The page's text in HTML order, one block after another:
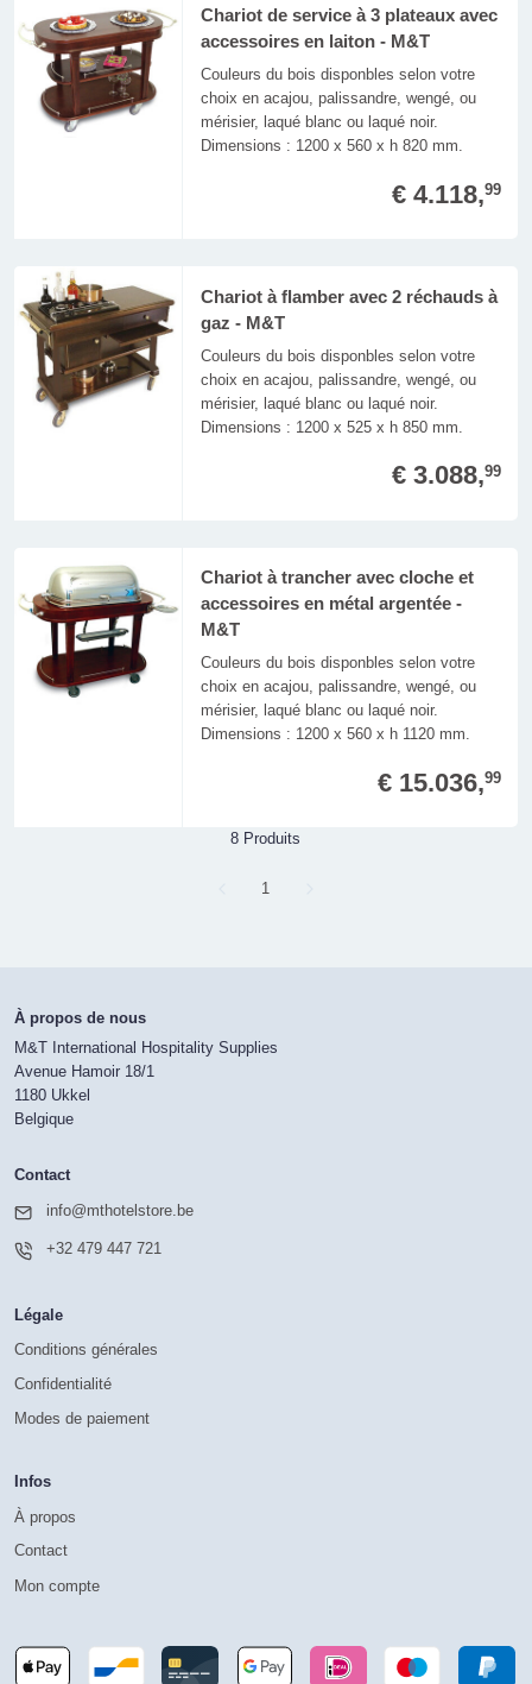
Chariot de service à 3 plateaux avec
accessoires en laiton - M&T
Couleurs du bois disponbles selon votre
choix en acajou, palissandre, wengé, ou
mérisier, laqué blanc ou laqué noir.
Dimensions : 1200 x 560 x h 820 mm.
€ 4.118,99
Chariot à flamber avec 2 réchauds à
gaz - M&T
Couleurs du bois disponbles selon votre
choix en acajou, palissandre, wengé, ou
mérisier, laqué blanc ou laqué noir.
Dimensions : 1200 x 525 x h 850 mm.
€ 3.088,99
Chariot à trancher avec cloche et
accessoires en métal argentée -
M&T
Couleurs du bois disponbles selon votre
choix en acajou, palissandre, wengé, ou
mérisier, laqué blanc ou laqué noir.
Dimensions : 1200 x 560 x h 1120 mm.
€ 15.036,99
8 Produits
Page
1
À propos de nous
M&T International Hospitality Supplies
Avenue Hamoir 18/1
1180 Ukkel
Belgique
Contact
info@mthotelstore.be
+32 479 447 721
Légale
Conditions générales
Confidentialité
Modes de paiement
Infos
À propos
Contact
Mon compte